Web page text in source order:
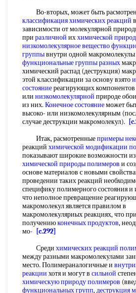
Во-вторых, может быть
классификация химических реакций
зависимости от молекулярной
при различной иххимической
низкомолекулярное вещество
группывнутри одной макромолекулы
функциональные группы разных
химический распад (деструкция)
этой классификации за основу взято
состояниереагирующих компонентов
или низкомолекулярной природе
из них. Конечное состояниеможет
высоко- или низкомолекулярным
случае деструкции макромолекул).
Итак, расмотренныепримеры
реакций химической модификации
показывают широкие возможности
химической природы полимеров и
основе материалов с новыми
проведении таких реакций
специфику полимерного состояния и
что неполное превращение
макромолекул является правилом в
макромолекуляриых реакциях, что
получениюконечных продуктов,
мо-
[c.292]
Среди химических реакций
между разными макромолекулами
место. Полимераналогичные и
реакции хотя и могут в сильной
химическую природу полимеров
функциональных групп,деструкция